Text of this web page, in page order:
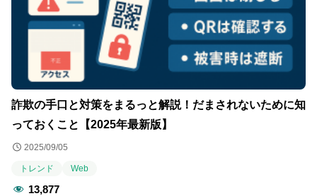
詐欺の手口と対策をまるっと解説！だまされないために知
っておくこと【2025年最新版】
2025/09/05
トレンド Web
13,877